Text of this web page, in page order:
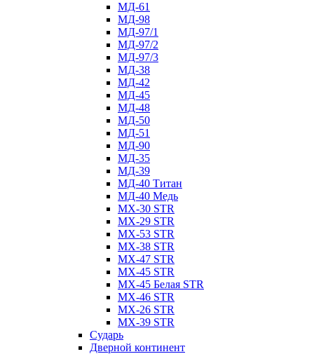
МД-61
МД-98
МД-97/1
МД-97/2
МД-97/3
МД-38
МД-42
МД-45
МД-48
МД-50
МД-51
МД-90
МД-35
МД-39
МД-40 Титан
МД-40 Медь
МХ-30 STR
МХ-29 STR
МХ-53 STR
МХ-38 STR
МХ-47 STR
МХ-45 STR
МХ-45 Белая STR
МХ-46 STR
МХ-26 STR
МХ-39 STR
Сударь
Дверной континент